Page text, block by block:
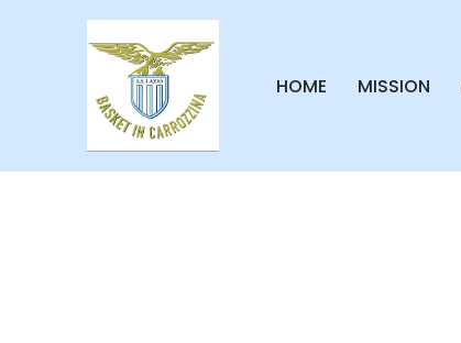
contenuto
HOME MISSION